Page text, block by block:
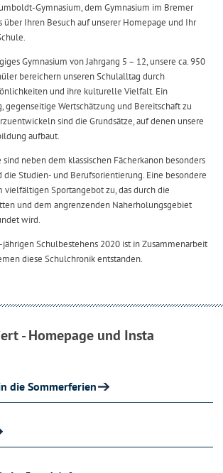
Gymnasium, dem Gymnasium im Bremer
über Ihren Besuch auf unserer Homepage und Ihr
Gymnasium von Jahrgang 5 – 12, unsere ca. 950
bereichern unseren Schulalltag durch
und ihre kulturelle Vielfalt. Ein
gegenseitige Wertschätzung und Bereitschaft zu
sind die Grundsätze, auf denen unsere
aufbaut.
neben dem klassischen Fächerkanon besonders
die Studien- und Berufsorientierung. Eine besondere
vielfältigen Sportangebot zu, das durch die
und dem angrenzenden Naherholungsgebiet
wird.
Schulbestehens 2020 ist in Zusammenarbeit
diese Schulchronik entstanden.
- Homepage und Insta
die Sommerferien